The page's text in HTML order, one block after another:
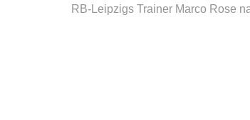
RB-Leipzigs Trainer Marco Rose